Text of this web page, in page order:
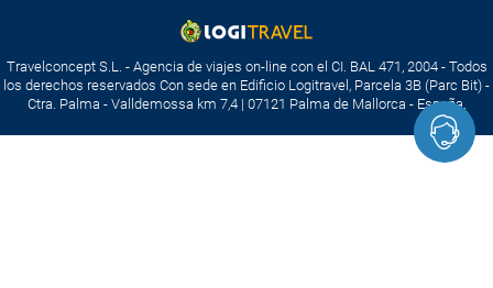
Travelconcept S.L. - Agencia de viajes on-line con el CI. BAL 471, 2004 - Todos
los derechos reservados Con sede en Edificio Logitravel, Parcela 3B (Parc Bit) -
Ctra. Palma - Valldemossa km 7,4 | 07121 Palma de Mallorca - España.